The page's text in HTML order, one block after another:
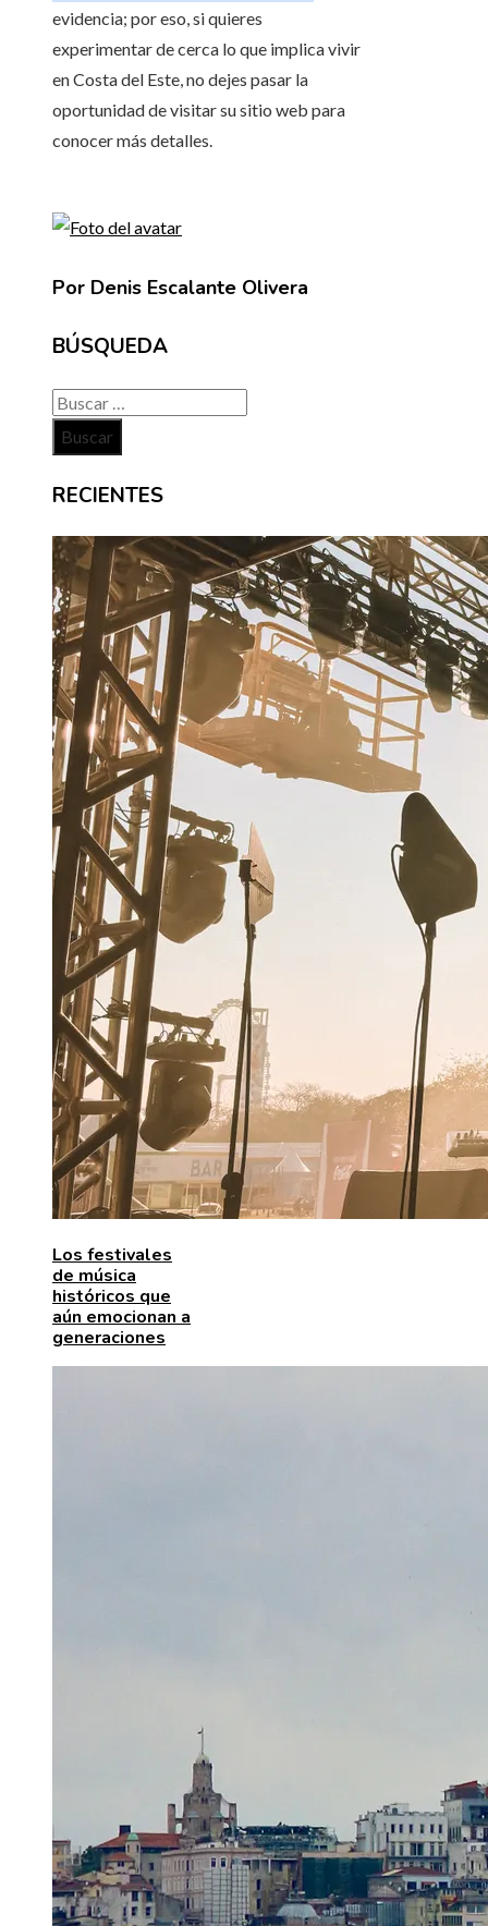
evidencia; por eso, si quieres
experimentar de cerca lo que implica vivir
en Costa del Este, no dejes pasar la
oportunidad de visitar su sitio web para
conocer más detalles.
Por Denis Escalante Olivera
BÚSQUEDA
Buscar:
RECIENTES
Los festivales
de música
históricos que
aún emocionan a
generaciones